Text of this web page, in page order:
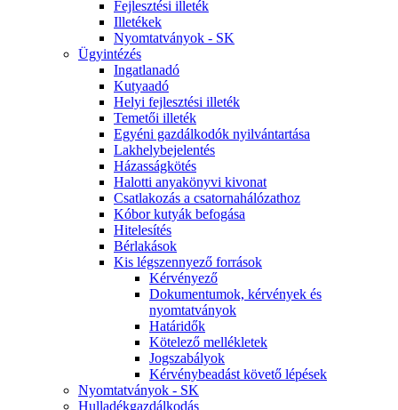
Fejlesztési illeték
Illetékek
Nyomtatványok - SK
Ügyintézés
Ingatlanadó
Kutyaadó
Helyi fejlesztési illeték
Temetői illeték
Egyéni gazdálkodók nyilvántartása
Lakhelybejelentés
Házasságkötés
Halotti anyakönyvi kivonat
Csatlakozás a csatornahálózathoz
Kóbor kutyák befogása
Hitelesítés
Bérlakások
Kis légszennyező források
Kérvényező
Dokumentumok, kérvények és
nyomtatványok
Határidők
Kötelező mellékletek
Jogszabályok
Kérvénybeadást követő lépések
Nyomtatványok - SK
Hulladékgazdálkodás